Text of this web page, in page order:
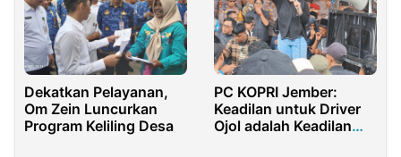
Dekatkan Pelayanan,
Om Zein Luncurkan
Program Keliling Desa
PC KOPRI Jember:
Keadilan untuk Driver
Ojol adalah Keadilan